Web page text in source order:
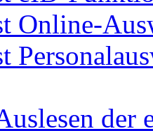
Online-
der